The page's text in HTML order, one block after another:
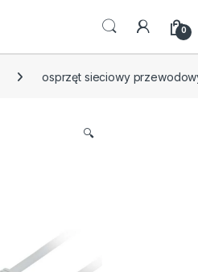
0
osprzęt sieciowy
🔍